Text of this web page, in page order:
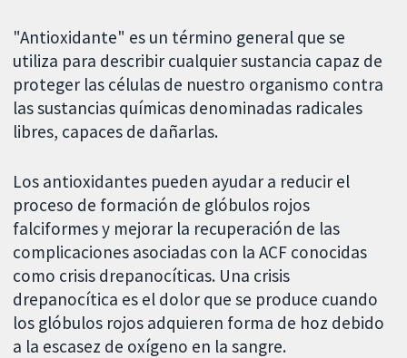
"Antioxidante" es un término general que se
utiliza para describir cualquier sustancia capaz de
proteger las células de nuestro organismo contra
las sustancias químicas denominadas radicales
libres, capaces de dañarlas.
Los antioxidantes pueden ayudar a reducir el
proceso de formación de glóbulos rojos
falciformes y mejorar la recuperación de las
complicaciones asociadas con la ACF conocidas
como crisis drepanocíticas. Una crisis
drepanocítica es el dolor que se produce cuando
los glóbulos rojos adquieren forma de hoz debido
a la escasez de oxígeno en la sangre.